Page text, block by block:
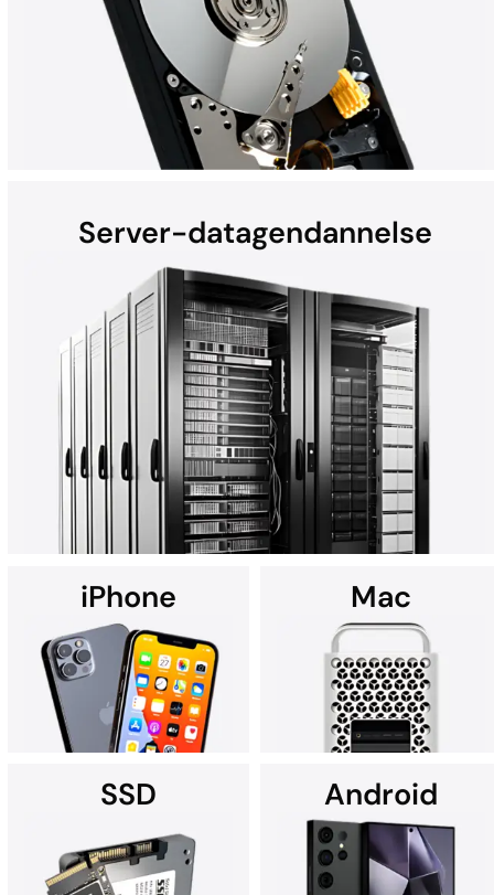
Harddiske (HDD'er) i bærbare computere, stationære
computere, eksterne enheder og heliumdrev kan miste data
pga. hardwarefejl, fysisk skade, malware og meget mere. Uanset
om det er en Mac, Windows-PC eller et RAID-system – alle
HDD-gendannelser udføres i DriveSavers' avancerede renrum.
Server-datagendannelse
DriveSavers specialiserer sig i skræddersyede løsninger til
datagendannelse fra alle typer højkapacitetsservere, herunder
RAID, NAS, SAN og servere med flere diske.
iPhone
Leder du efter
datagendannelse til din
Mac
Det er ikke underligt, at
Apple-serviceudbydere ofte
anbefaler DriveSavers.
SSD Android